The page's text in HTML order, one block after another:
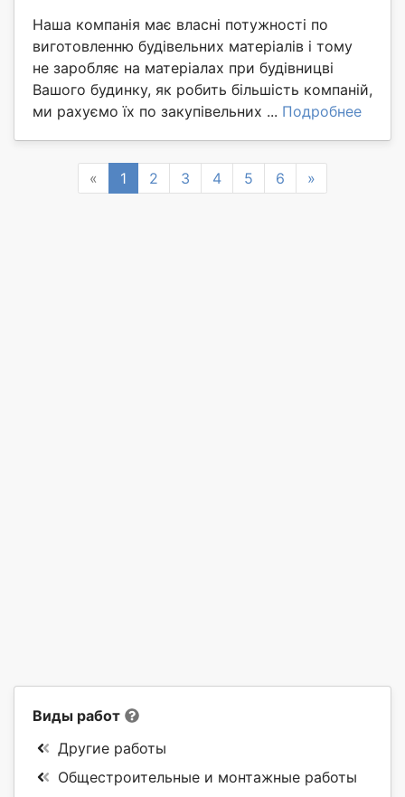
Наша компанія має власні потужності по
виготовленню будівельних матеріалів і тому
не заробляє на матеріалах при будівницві
Вашого будинку, як робить більшість компаній,
ми рахуємо їх по закупівельних ... Подробнее
« Previous
1 2 3 4 5 6 »
Виды работ
Другие работы
Общестроительные и монтажные работы